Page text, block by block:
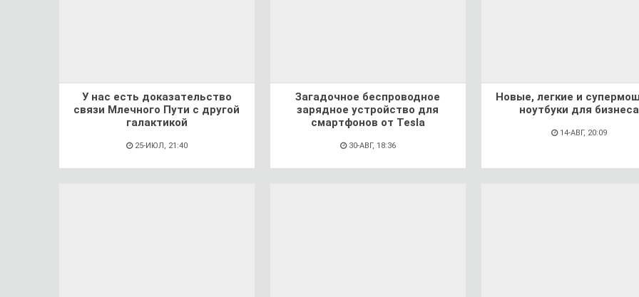
У нас есть доказательство
связи Млечного Пути с другой
галактикой
25-ИЮЛ, 21:40
Загадочное беспроводное
зарядное устройство для
смартфонов от Tesla
30-АВГ, 18:36
Новые, легкие и
ноутбуки для бизнеса
14-АВГ, 20:09